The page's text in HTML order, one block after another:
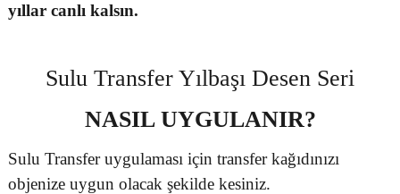
yıllar canlı kalsın.
Sulu Transfer Yılbaşı Desen Seri
NASIL UYGULANIR?
Sulu Transfer uygulaması için transfer kağıdınızı
objenize uygun olacak şekilde kesiniz.